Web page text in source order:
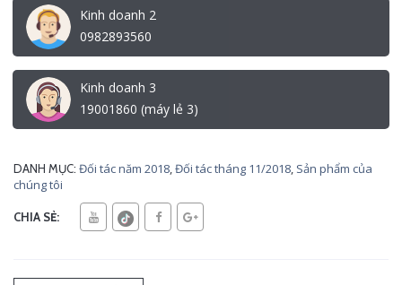
Kinh doanh 2
0982893560
Kinh doanh 3
19001860 (máy lẻ 3)
DANH MỤC: Đối tác năm 2018,Đối tác tháng 11/2018, Sản phẩm của
chúng tôi
CHIA SẺ: